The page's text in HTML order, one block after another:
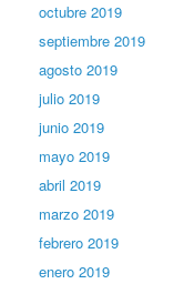
octubre 2019
septiembre 2019
agosto 2019
julio 2019
junio 2019
mayo 2019
abril 2019
marzo 2019
febrero 2019
enero 2019